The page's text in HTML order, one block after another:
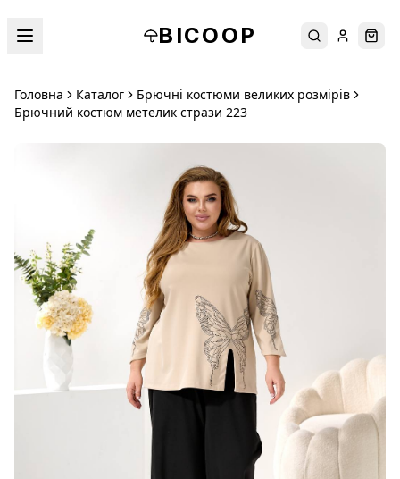
BICOOP ПошукУвійти
Головна Каталог
Брючні костюми великих розмірів
Брючний костюм метелик стрази 223